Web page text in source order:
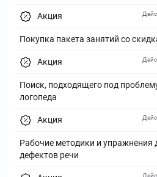
Акция
Покупка пакета занятий со
Акция
Поиск, подходящего под
логопеда
Акция
Рабочие методики и упражнения
дефектов речи